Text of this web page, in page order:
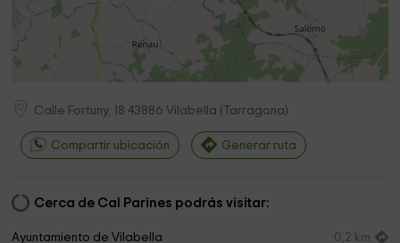
Calle Fortuny, 18 43886 Vilabella ( Tarragona)
Compartir ubicación Generar ruta
Cerca de Cal Parines podrás visitar:
Ayuntamiento de Vilabella 0,2 km